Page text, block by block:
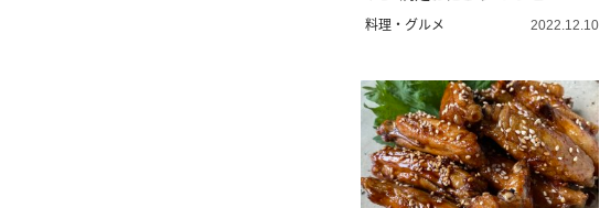
料理・グルメ 2022.12.10